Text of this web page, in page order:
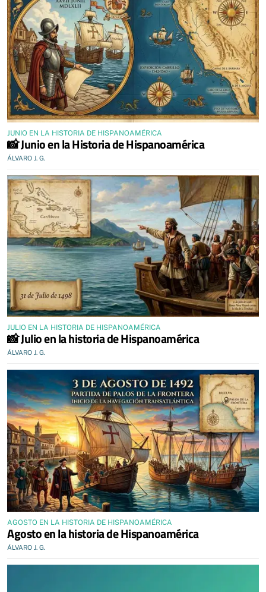
JUNIO EN LA HISTORIA DE HISPANOAMÉRICA
📸 Junio en la Historia de Hispanoamérica
ÁLVARO J. G.
JULIO EN LA HISTORIA DE HISPANOAMÉRICA
📸 Julio en la historia de Hispanoamérica
ÁLVARO J. G.
AGOSTO EN LA HISTORIA DE HISPANOAMÉRICA
Agosto en la historia de Hispanoamérica
ÁLVARO J. G.